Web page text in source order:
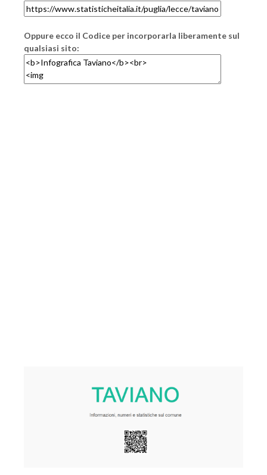
Oppure ecco il Codice per incorporarla liberamente sul
qualsiasi sito: